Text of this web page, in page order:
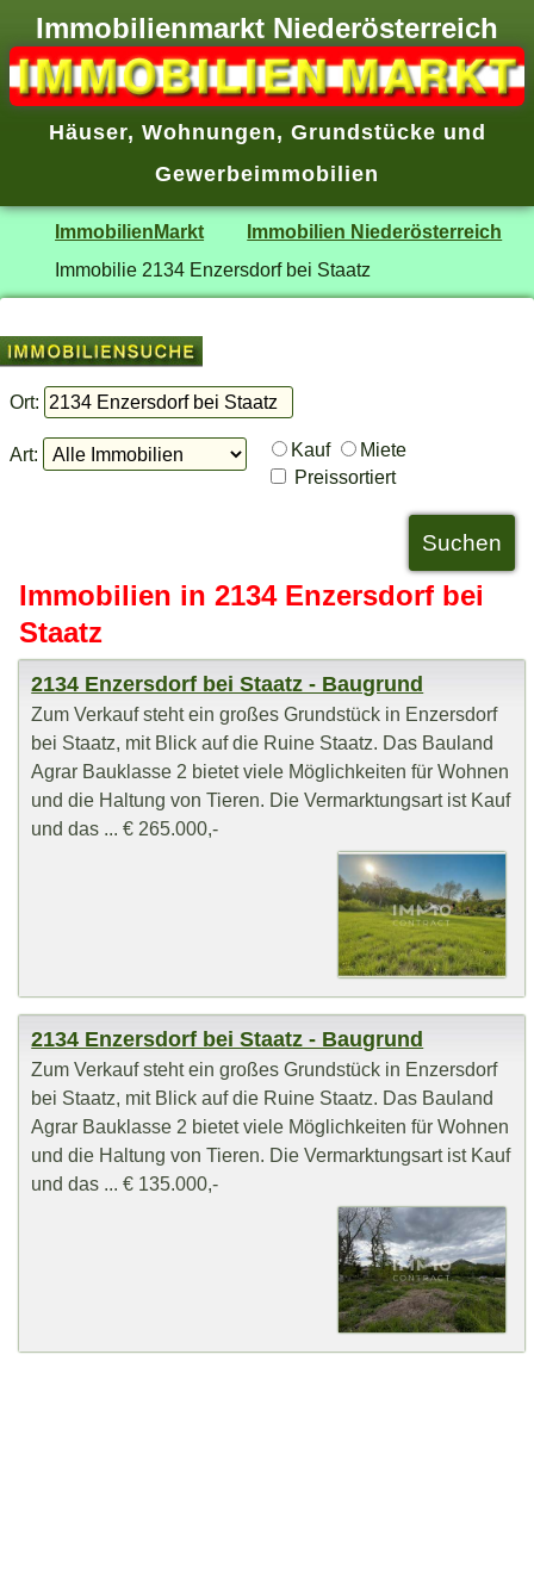
Immobilienmarkt Niederösterreich
Häuser, Wohnungen, Grundstücke und
Gewerbeimmobilien
ImmobilienMarkt
Immobilien Niederösterreich
Immobilie 2134 Enzersdorf bei Staatz
Ort:
Art: Kauf
Miete
Preissortiert
Immobilien in 2134 Enzersdorf bei
Staatz
2134 Enzersdorf bei Staatz - Baugrund
Zum Verkauf steht ein großes Grundstück in Enzersdorf
bei Staatz, mit Blick auf die Ruine Staatz. Das Bauland
Agrar Bauklasse 2 bietet viele Möglichkeiten für Wohnen
und die Haltung von Tieren. Die Vermarktungsart ist Kauf
und das ... € 265.000,-
2134 Enzersdorf bei Staatz - Baugrund
Zum Verkauf steht ein großes Grundstück in Enzersdorf
bei Staatz, mit Blick auf die Ruine Staatz. Das Bauland
Agrar Bauklasse 2 bietet viele Möglichkeiten für Wohnen
und die Haltung von Tieren. Die Vermarktungsart ist Kauf
und das ... € 135.000,-